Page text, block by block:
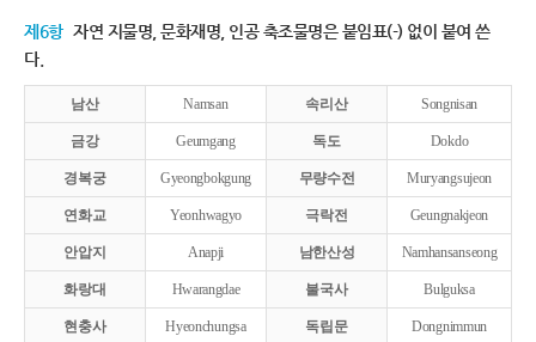
제6항 자연 지물명, 문화재명, 인공 축조물명은 붙임표(-) 없이 붙여 쓴
다.
남산 Namsan 속리산 Songnisan
금강 Geumgang 독도 Dokdo
경복궁 Gyeongbokgung 무량수전 Muryangsujeon
연화교 Yeonhwagyo 극락전 Geungnakjeon
안압지 Anapji 남한산성 Namhansanseong
화랑대 Hwarangdae 불국사 Bulguksa
현충사 Hyeonchungsa 독립문 Dongnimmun